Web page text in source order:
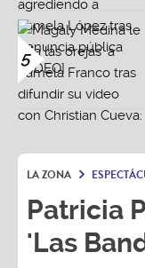
5
LA ZONA
Patricia
'Las